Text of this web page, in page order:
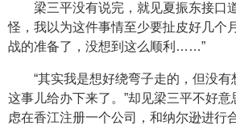
梁三平没有说完，就见夏振东接口
怪，我以为这件事情至少要扯皮好几个
战的准备了，没想到这么顺利……”
“其实我是想好绕弯子走的，但没
这事儿给办下来了。”却见梁三平不好意
虑在香江注册一个公司，和纳尔逊进行